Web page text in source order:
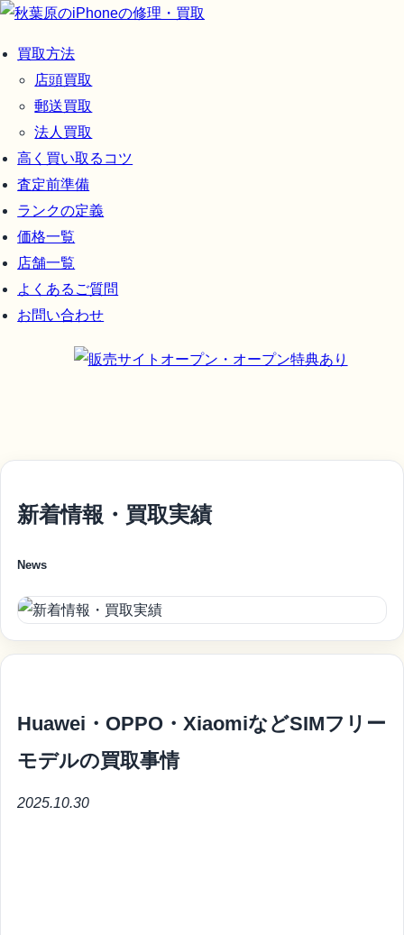
買取方法
店頭買取
郵送買取
法人買取
高く買い取るコツ
査定前準備
ランクの定義
価格一覧
店舗一覧
よくあるご質問
お問い合わせ
新着情報・買取実績
News
Huawei・OPPO・XiaomiなどSIMフリー
モデルの買取事情
2025.10.30